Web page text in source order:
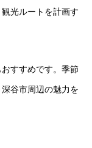
光ルートを計画す
すすめです。季節
谷市周辺の魅力を